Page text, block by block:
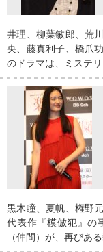
井理、柳葉敏郎、荒
央、藤真利子、橋爪
のドラマは、ミステ
黒木瞳、夏帆、権野
代表作『模倣犯』の
（仲間）が、再びあ